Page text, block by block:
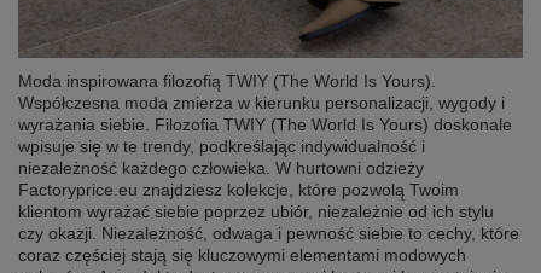
Moda inspirowana filozofią TWIY (The World Is Yours).
Współczesna moda zmierza w kierunku personalizacji, wygody i
wyrażania siebie. Filozofia TWIY (The World Is Yours) doskonale
wpisuje się w te trendy, podkreślając indywidualność i
niezależność każdego człowieka. W hurtowni odzieży
Factoryprice.eu znajdziesz kolekcje, które pozwolą Twoim
klientom wyrażać siebie poprzez ubiór, niezależnie od ich stylu
czy okazji. Niezależność, odwaga i pewność siebie to cechy, które
coraz częściej stają się kluczowymi elementami modowych